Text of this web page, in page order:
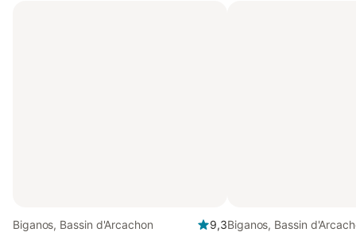
Biganos, Bassin d'Arcachon
9,3Biganos, Bassin